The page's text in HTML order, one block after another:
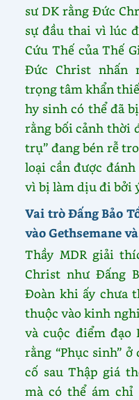
sư DK rằng Đức
sự đầu thai vì lúc
Cứu Thế của Thế
Đức Christ nhấn
trọng tâm khẩn
hy sinh có thể đã
rằng bối cảnh thời
trụ” đang bén rễ
loại cần được
vì bị làm dịu đi bởi
Vai trò Đấng Bảo
vào Gethsemane
Thầy MDR giải
Christ như Đấng
Đoàn khi ấy chưa
thuộc vào kinh
và cuộc điểm đạo
rằng “Phục sinh”
cố sau Thập giá
mà có thể ám chỉ